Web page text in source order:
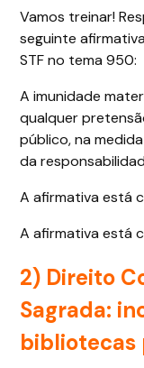
Vamos treinar!
seguinte
STF no tema 950:
A imunidade
qualquer
público, na
da
A afirmativa está
A afirmativa está
2) Direito
Sagrada:
bibliotecas